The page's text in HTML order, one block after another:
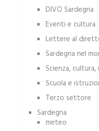
DIVO Sardegna
Eventi e cultura
Lettere al
Sardegna nel
Scienza,
Scuola e
Terzo settore
Sardegna
meteo